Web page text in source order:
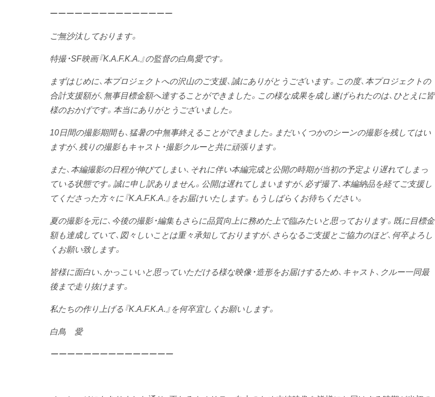
ーーーーーーーーーーーーーーー
ご無沙汰しております。
特撮・SF映画『K.A.F.K.A.』の監督の白鳥愛です。
まずはじめに、本プロジェクトへの沢山のご支援、誠にありがとうございます。この度、本プロジェクトの
合計支援額が、無事目標金額へ達することができました。この様な成果を成し遂げられたのは、ひとえに皆
様のおかげです。本当にありがとうございました。
10日間の撮影期間も、猛暑の中無事終えることができました。まだいくつかのシーンの撮影を残してはい
ますが、残りの撮影もキャスト・撮影クルーと共に頑張ります。
また、本編撮影の日程が伸びてしまい、それに伴い本編完成と公開の時期が当初の予定より遅れてしまっ
ている状態です。誠に申し訳ありません。公開は遅れてしまいますが、必ず撮了、本編納品を経てご支援し
てくださった方々に『K.A.F.K.A.』をお届けいたします。もうしばらくお待ちください。
夏の撮影を元に、今後の撮影・編集もさらに品質向上に務めた上で臨みたいと思っております。既に目標金
額も達成していて、図々しいことは重々承知しておりますが、さらなるご支援とご協力のほど、何卒よろし
くお願い致します。
皆様に面白い、かっこいいと思っていただける様な映像・造形をお届けするため、キャスト、クルー一同最
後まで走り抜けます。
私たちの作り上げる『K.A.F.K.A.』を何卒宜しくお願いします。
白鳥 愛
ーーーーーーーーーーーーーーー